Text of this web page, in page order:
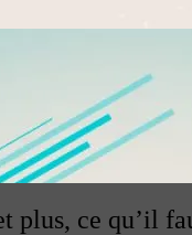
plus, ce qu’il